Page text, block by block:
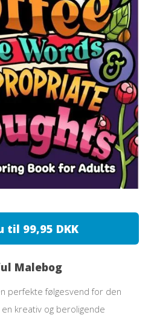
til 99,95 DKK
Malebog
perfekte følgesvend for den
kreativ og beroligende